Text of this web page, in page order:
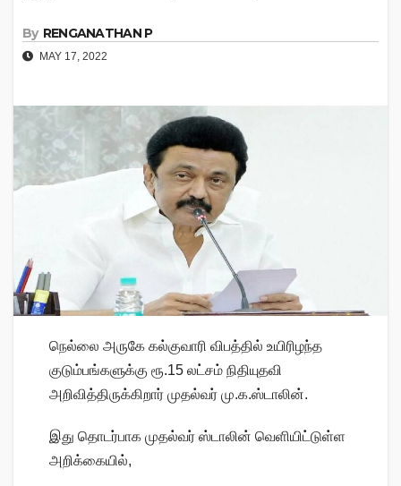
By RENGANATHAN P
MAY 17, 2022
நெல்லை அருகே கல்குவாரி விபத்தில் உயிரிழந்த
குடும்பங்களுக்கு ரூ.15 லட்சம் நிதியுதவி
அறிவித்திருக்கிறார் முதல்வர் மு.க.ஸ்டாலின்.
இது தொடர்பாக முதல்வர் ஸ்டாலின் வெளியிட்டுள்ள
அறிக்கையில்,